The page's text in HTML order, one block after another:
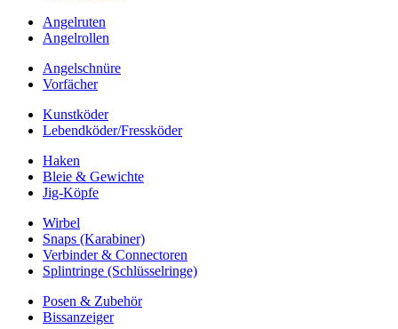
Angelruten
Angelrollen
Angelschnüre
Vorfächer
Kunstköder
Lebendköder/Fressköder
Haken
Bleie & Gewichte
Jig-Köpfe
Wirbel
Snaps (Karabiner)
Verbinder & Connectoren
Splintringe (Schlüsselringe)
Posen & Zubehör
Bissanzeiger